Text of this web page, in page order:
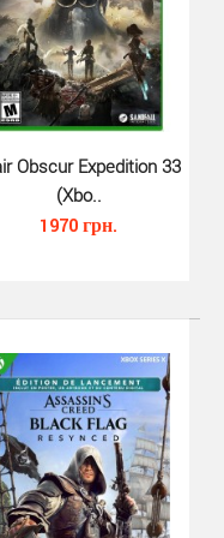
One, рус..
выход
Obscur Expedition 33
(Xbo..
1970 грн.